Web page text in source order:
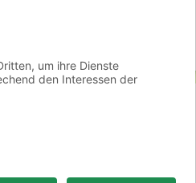
Niederlassung Lippstadt